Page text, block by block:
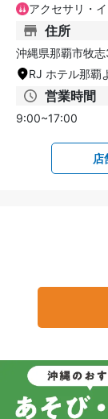
アクセサリ・
住所
沖縄県那覇市牧
RJ ホテル那覇
営業時間
9:00~17:00
店